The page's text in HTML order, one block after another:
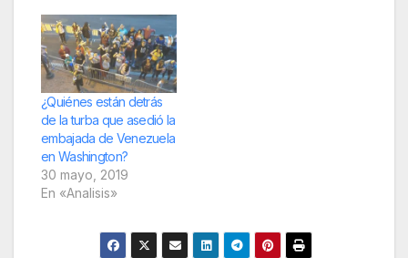
llamarse segunda ola
progresista. Esta ola
se habría
desencadenado con
el surgimiento de
nuevos gobiernos
populares en la
región, después de
varias derrotas del
progresismo…
¿Quiénes están detrás
de la turba que asedió la
embajada de Venezuela
en Washington?
30 mayo, 2019
En «Analisis»